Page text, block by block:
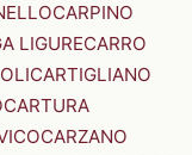
CARPINO
LIGURECARRO
CARTIGLIANO
CARTURA
CARZANO